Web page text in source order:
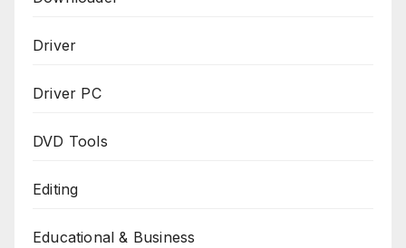
Driver
Driver PC
DVD Tools
Editing
Educational & Business